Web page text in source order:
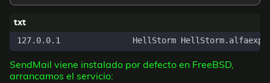
SendMail viene instalado por defecto en FreeBSD,
arrancamos el servicio: